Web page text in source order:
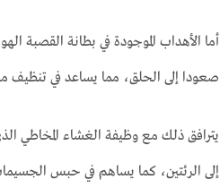
أما الأهداب الموجودة في بطانة القصبة
صعودا إلى الحلق، مما يساعد في تنظيف
يترافق ذلك مع وظيفة الغشاء المخاطي
إلى الرئتين، كما يساهم في حبس